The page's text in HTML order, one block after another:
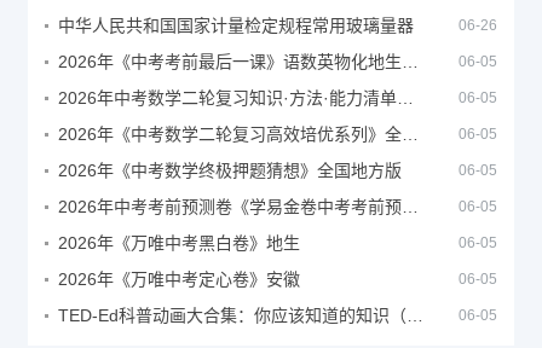
中华人民共和国国家计量检定规程常用玻璃量器 06-26
06-05
06-05
06-05
2026年《中考数学终极押题猜想》全国地方版 06-05
06-05
2026年《万唯中考黑白卷》地生 06-05
2026年《万唯中考定心卷》安徽 06-05
06-05